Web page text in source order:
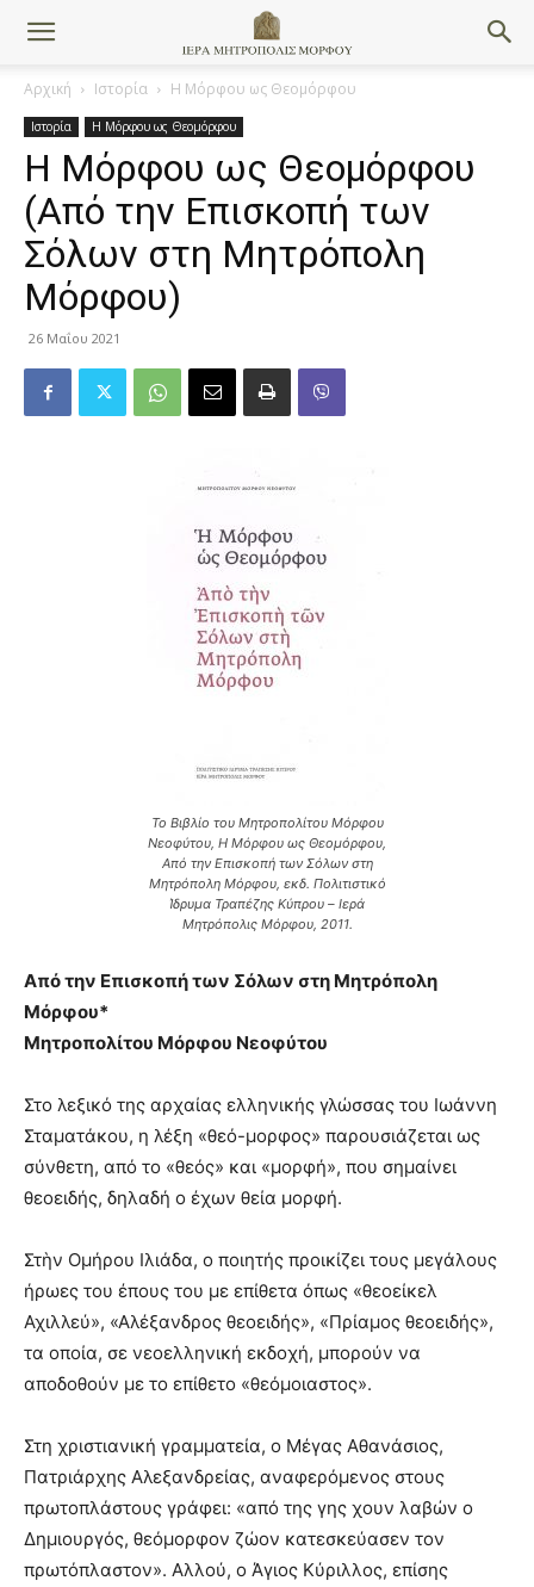
Αρχική Ιστορία Η Μόρφου ως Θεομόρφου
Ιστορία Η Μόρφου ως Θεομόρφου
Η Μόρφου ως Θεομόρφου
(Από την Επισκοπή των
Σόλων στη Μητρόπολη
Μόρφου)
26 Μαΐου 2021
Το Βιβλίο του Μητροπολίτου Μόρφου
Νεοφύτου, Η Μόρφου ως Θεομόρφου,
Από την Επισκοπή των Σόλων στη
Μητρόπολη Μόρφου, εκδ. Πολιτιστικό
Ίδρυμα Τραπέζης Κύπρου – Ιερά
Μητρόπολις Μόρφου, 2011.
Από την Επισκοπή των Σόλων στη Μητρόπολη
Μόρφου*
Μητροπολίτου Μόρφου Νεοφύτου
Στο λεξικό της αρχαίας ελληνικής γλώσσας του Ιωάννη
Σταματάκου, η λέξη «θεό-μορφος» παρουσιάζεται ως
σύνθετη, από το «θεός» και «μορφή», που σημαίνει
θεοειδής, δηλαδή ο έχων θεία μορφή.
Στὴν Ομήρου Ιλιάδα, ο ποιητής προικίζει τους μεγάλους
ήρωες του έπους του με επίθετα όπως «θεοείκελ
Αχιλλεύ», «Αλέξανδρος θεοειδής», «Πρίαμος θεοειδής»,
τα οποία, σε νεοελληνική εκδοχή, μπορούν να
αποδοθούν με το επίθετο «θεόμοιαστος».
Στη χριστιανική γραμματεία, ο Μέγας Αθανάσιος,
Πατριάρχης Αλεξανδρείας, αναφερόμενος στους
πρωτοπλάστους γράφει: «από της γης χουν λαβών ο
Δημιουργός, θεόμορφον ζώον κατεσκεύασεν τον
πρωτόπλαστον». Αλλού, ο Άγιος Κύριλλος, επίσης